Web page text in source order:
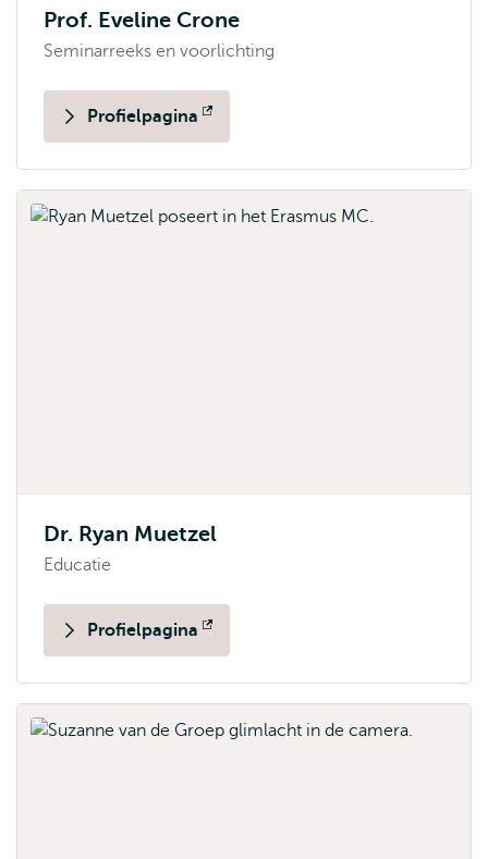
Prof. Eveline Crone
Seminarreeks en voorlichting
Profielpagina
Opent
Dr. Ryan Muetzel
Educatie
Profielpagina
Opent